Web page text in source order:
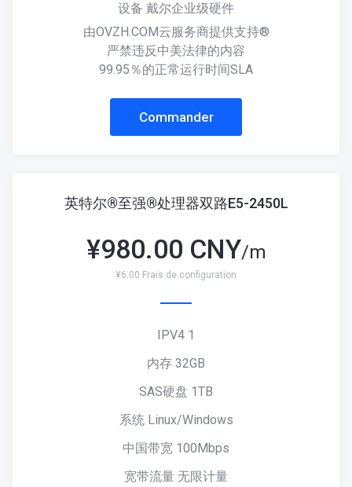
设备 戴尔企业级硬件
由OVZH.COM云服务商提供支持®
严禁违反中美法律的内容
99.95％的正常运行时间SLA
Commander
英特尔®至强®处理器双路E5-2450L
¥980.00 CNY/m
¥6.00 Frais de configuration
IPV4 1
内存 32GB
SAS硬盘 1TB
系统 Linux/Windows
中国带宽 100Mbps
宽带流量 无限计量